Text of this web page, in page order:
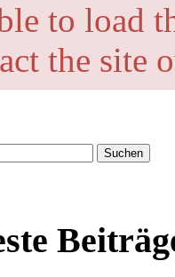
to load
the site